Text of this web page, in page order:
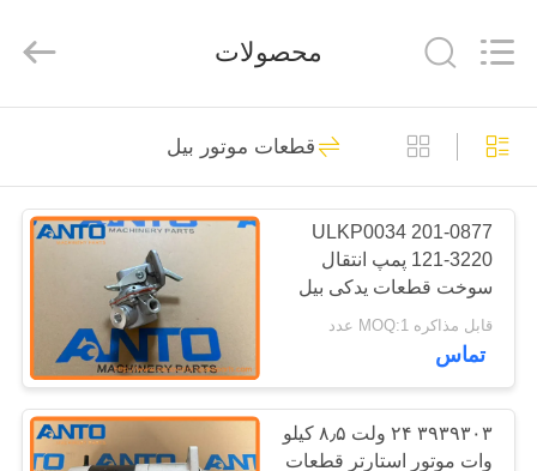
صفحه
اصلی
محصولات
درباره
Machinery
Parts
قطعات یدکی بیل
5553
درایو نهایی حفار
468
محصولات
قطعات موتور بیل
201-0877 ULKP0034
121-3220 پمپ انتقال
سوخت قطعات یدکی بیل
مکانیکی مناسب برای
312B L C3.3
قابل مذاکره MOQ:1 عدد
تماس
۳۹۳۹۳۰۳ ۲۴ ولت ۸٫۵ کیلو
وات موتور استارتر قطعات